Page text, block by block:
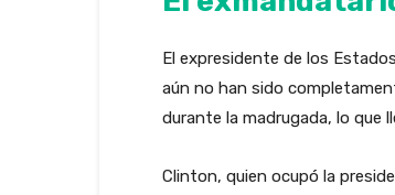
El expresidente de los
aún no han sido
durante la madrugada, lo que
Clinton, quien ocupó la